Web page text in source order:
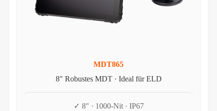
MDT865
8" Robustes MDT · Ideal für ELD
✓ 8" · 1000-Nit · IP67